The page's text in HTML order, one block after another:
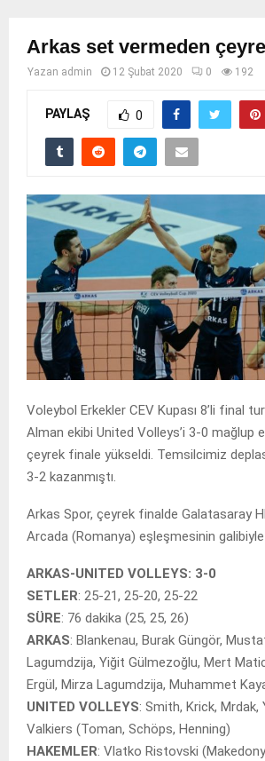
Arkas set vermeden
Yazan admin 12 Şubat 2020 0 192
PAYLAŞ 0
Voleybol Erkekler CEV Kupası 8’li final
Alman ekibi United Volleys’i 3-0 mağlup
çeyrek finale yükseldi. Temsilcimiz
3-2 kazanmıştı.
Arkas Spor, çeyrek finalde Galatasaray
Arcada (Romanya) eşleşmesinin galibiyle
ARKAS-UNITED VOLLEYS: 3-0
SETLER: 25-21, 25-20, 25-22
SÜRE: 76 dakika (25, 25, 26)
ARKAS: Blankenau, Burak Güngör,
Lagumdzija, Yiğit Gülmezoğlu, Mert
Ergül, Mirza Lagumdzija, Muhammet
UNITED VOLLEYS: Smith, Krick, Mrdak,
Valkiers (Toman, Schöps, Henning)
HAKEMLER: Vlatko Ristovski